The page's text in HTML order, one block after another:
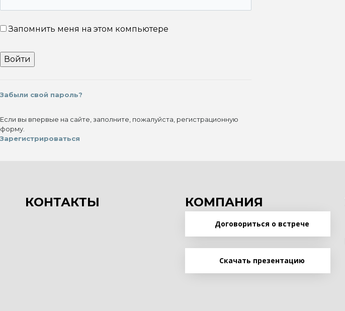
Запомнить меня на этом компьютере
Забыли свой пароль?
Если вы впервые на сайте, заполните, пожалуйста, регистрационную
форму.
Зарегистрироваться
КОНТАКТЫ КОМПАНИЯ
Договориться о встрече
Скачать презентацию